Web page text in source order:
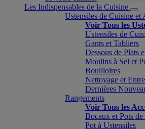
Les Indispensables de la Cuisine
Ustensiles de Cuisine et
Voir Tous les
Ustensiles de
Gants et Tabliers
Dessous de Plats
Moulins à Sel et
Bouilloires
Nettoyage et
Dernières
Rangements
Voir Tous les
Bocaux et Pots
Pot à Ustensiles